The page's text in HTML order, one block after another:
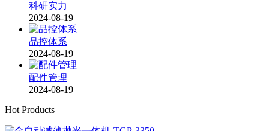
科研实力
2024-08-19
品控体系
2024-08-19
配件管理
2024-08-19
Hot Products